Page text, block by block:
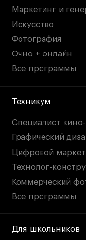
© 2026 БВШД
Политика
Условия возврата
Кредит на
Лицензия на
деятельности
Университет»
Маркетинг и
Искусство
Фотография
Очно + онлайн
Все программы
Техникум
Специалист
Графический
Цифровой
Технолог-
Коммерческий
Все программы
Для школьников